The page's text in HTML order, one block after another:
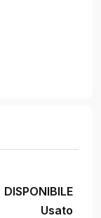
DISPONIBILE
Usato